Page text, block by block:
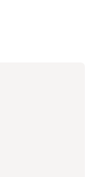
free of charge.